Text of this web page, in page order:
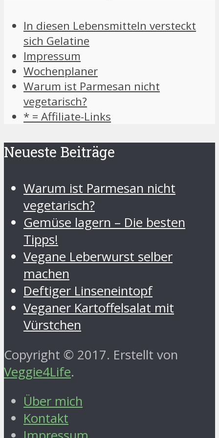
In diesen Lebensmitteln versteckt
sich Gelatine
Impressum
Wochenplaner
Warum ist Parmesan nicht
vegetarisch?
* = Affiliate-Links
Neueste Beiträge
Warum ist Parmesan nicht
vegetarisch?
Gemüse lagern – Die besten
Tipps!
Vegane Leberwurst selber
machen
Deftiger Linseneintopf
Veganer Kartoffelsalat mit
Vürstchen
Copyright © 2017. Erstellt von
Veggie4Life.
Über mich
Kontakt